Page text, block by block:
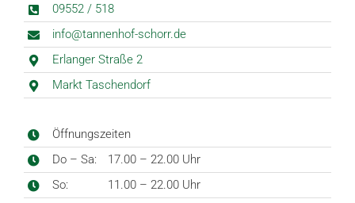
Kontakt
09552 / 518
info@tannenhof-schorr.de
Erlanger Straße 2
Markt Taschendorf
Öffnungszeiten
Do – Sa:
17.00 – 22.00 Uhr
So:
11.00 – 22.00 Uhr